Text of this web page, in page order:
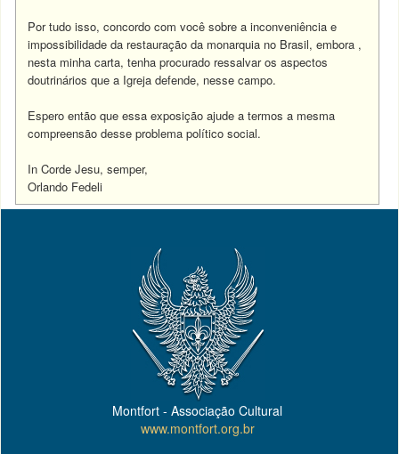
Por tudo isso, concordo com você sobre a inconveniência e
impossibilidade da restauração da monarquia no Brasil, embora ,
nesta minha carta, tenha procurado ressalvar os aspectos
doutrinários que a Igreja defende, nesse campo.
Espero então que essa exposição ajude a termos a mesma
compreensão desse problema político social.
In Corde Jesu, semper,
Orlando Fedeli
Montfort - Associação Cultural
www.montfort.org.br